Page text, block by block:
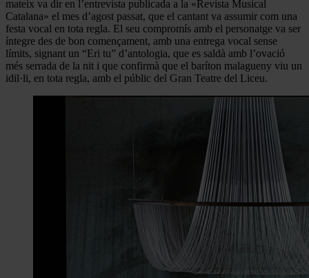
mateix va dir en l’entrevista publicada a la «Revista Musical
Catalana» el mes d’agost passat, que el cantant va assumir com una
festa vocal en tota regla. El seu compromís amb el personatge va ser
íntegre des de bon començament, amb una entrega vocal sense
límits, signant un “Eri tu” d’antologia, que es saldà amb l’ovació
més serrada de la nit i que confirmà que el baríton malagueny viu un
idil·li, en tota regla, amb el públic del Gran Teatre del Liceu.